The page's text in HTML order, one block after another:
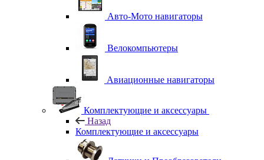
Авто-Мото навигаторы
Велокомпьютеры
Авиационные навигаторы
Комплектующие и аксессуары
Назад
Комплектующие и аксессуары